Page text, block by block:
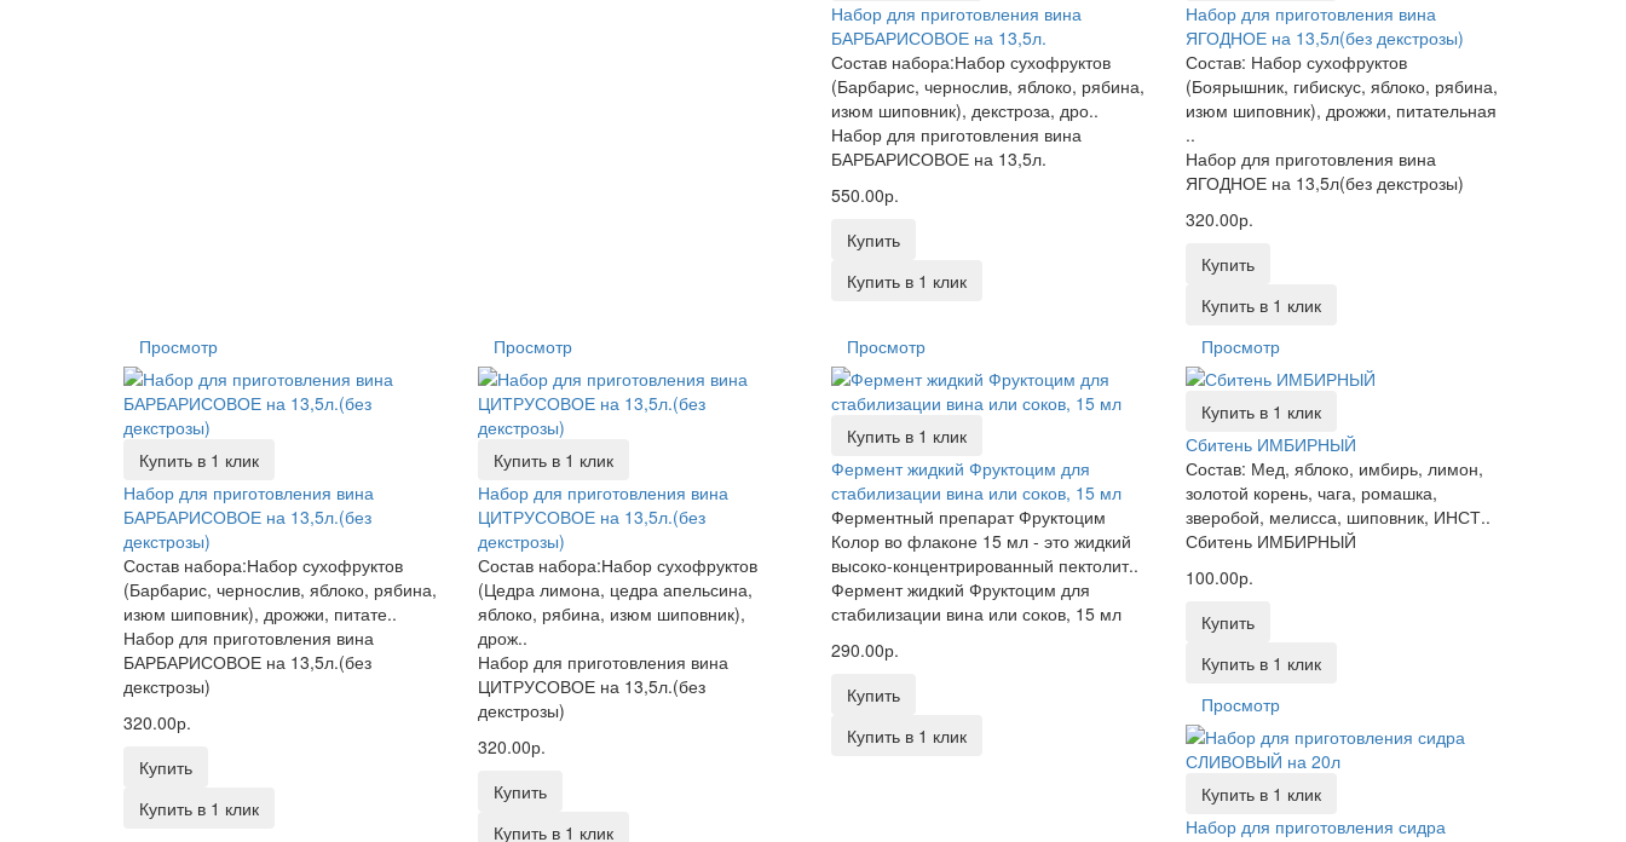
Набор для приготовления вина
БАРБАРИСОВОЕ на 13,5л.
Состав набора:Набор сухофруктов
(Барбарис, чернослив, яблоко, рябина,
изюм шиповник), декстроза, дро..
Набор для приготовления вина
БАРБАРИСОВОЕ на 13,5л.
550.00р.
Купить
Купить в 1 клик
Набор для приготовления вина
ЯГОДНОЕ на 13,5л(без декстрозы)
Состав: Набор сухофруктов
(Боярышник, гибискус, яблоко, рябина,
изюм шиповник), дрожжи, питательная
..
Набор для приготовления вина
ЯГОДНОЕ на 13,5л(без декстрозы)
320.00р.
Купить
Купить в 1 клик
Просмотр
Купить в 1 клик
Набор для приготовления вина
БАРБАРИСОВОЕ на 13,5л.(без
декстрозы)
Состав набора:Набор сухофруктов
(Барбарис, чернослив, яблоко, рябина,
изюм шиповник), дрожжи, питате..
Набор для приготовления вина
БАРБАРИСОВОЕ на 13,5л.(без
декстрозы)
320.00р.
Купить
Купить в 1 клик
Просмотр
Купить в 1 клик
Набор для приготовления вина
ЦИТРУСОВОЕ на 13,5л.(без
декстрозы)
Состав набора:Набор сухофруктов
(Цедра лимона, цедра апельсина,
яблоко, рябина, изюм шиповник),
дрож..
Набор для приготовления вина
ЦИТРУСОВОЕ на 13,5л.(без
декстрозы)
320.00р.
Купить
Купить в 1 клик
Просмотр
Купить в 1 клик
Фермент жидкий Фруктоцим для
стабилизации вина или соков, 15 мл
Ферментный препарат Фруктоцим
Колор во флаконе 15 мл - это жидкий
высоко-концентрированный пектолит..
Фермент жидкий Фруктоцим для
стабилизации вина или соков, 15 мл
290.00р.
Купить
Купить в 1 клик
Просмотр
Купить в 1 клик
Сбитень ИМБИРНЫЙ
Состав: Мед, яблоко, имбирь, лимон,
золотой корень, чага, ромашка,
зверобой, мелисса, шиповник, ИНСТ..
Сбитень ИМБИРНЫЙ
100.00р.
Купить
Купить в 1 клик
Просмотр
Купить в 1 клик
Набор для приготовления сидра